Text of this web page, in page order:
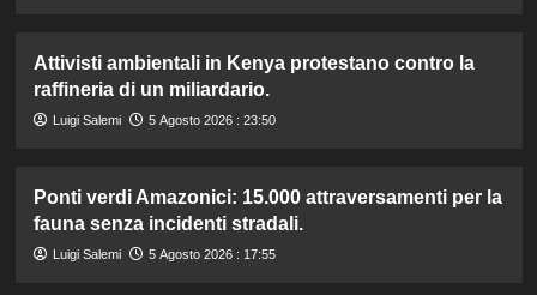
Attivisti ambientali in Kenya protestano contro la
raffineria di un miliardario.
Luigi Salemi 5 Agosto 2026 : 23:50
Ponti verdi Amazonici: 15.000 attraversamenti per la
fauna senza incidenti stradali.
Luigi Salemi 5 Agosto 2026 : 17:55